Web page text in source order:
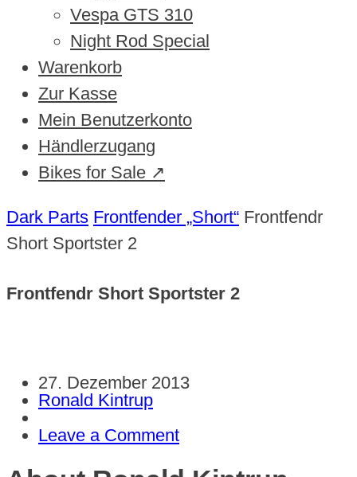
Vespa GTS 310
Night Rod Special
Warenkorb
Zur Kasse
Mein Benutzerkonto
Händlerzugang
Bikes for Sale ↗
Dark Parts Frontfender „Short“ Frontfendr
Short Sportster 2
Frontfendr Short Sportster 2
27. Dezember 2013
Ronald Kintrup
Leave a Comment